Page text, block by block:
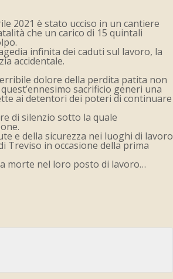
2021 è stato ucciso in un cantiere
che un carico di 15 quintali
infinita dei caduti sul lavoro, la
accidentale.
dolore della perdita patita non
sacrificio generi una
ai detentori dei poteri di continuare
di silenzio sotto la quale
e della sicurezza nei luoghi di lavoro
Treviso in occasione della prima
morte nel loro posto di lavoro…